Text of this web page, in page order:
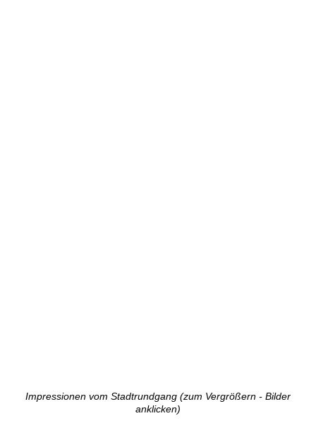
Impressionen vom Stadtrundgang (zum Vergrößern - Bilder
anklicken)